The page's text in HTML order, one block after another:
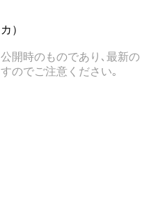
）
開時のものであり､最新の
のでご注意ください｡